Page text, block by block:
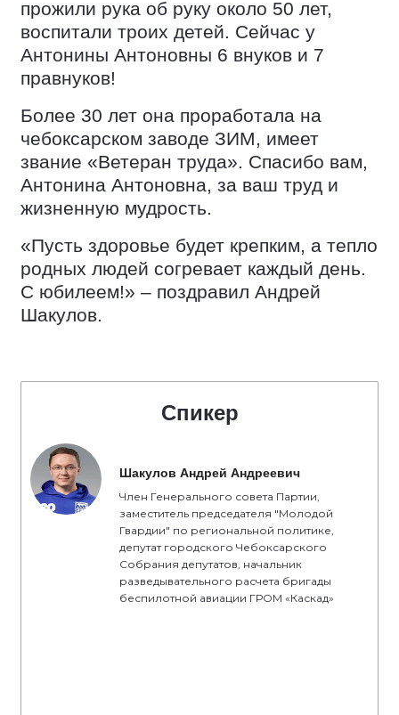
прожили рука об руку около 50 лет,
воспитали троих детей. Сейчас у
Антонины Антоновны 6 внуков и 7
правнуков!
Более 30 лет она проработала на
чебоксарском заводе ЗИМ, имеет
звание «Ветеран труда». Спасибо вам,
Антонина Антоновна, за ваш труд и
жизненную мудрость.
«Пусть здоровье будет крепким, а тепло
родных людей согревает каждый день.
С юбилеем!» – поздравил Андрей
Шакулов.
Спикер
Шакулов Андрей Андреевич
Член Генерального совета Партии,
заместитель председателя "Молодой
Гвардии" по региональной политике,
депутат городского Чебоксарского
Собрания депутатов, начальник
разведывательного расчета бригады
беспилотной авиации ГРОМ «Каскад»